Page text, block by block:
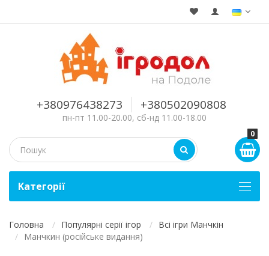
+380976438273 +380502090808
пн-пт 11.00-20.00, сб-нд 11.00-18.00
0
Kатегорії
Головна Популярні серії ігор
Всі ігри Манчкін
Манчкин (російське видання)